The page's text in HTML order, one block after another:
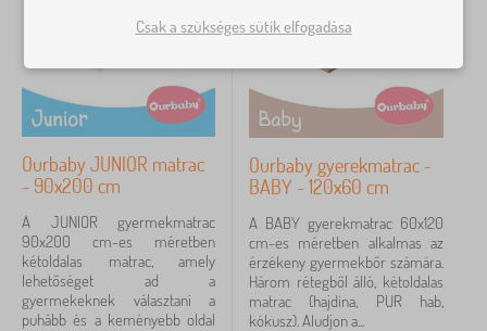
ű
>
G
e
r
k
m
a
t
r
a
e
k
b
ú
o
r
>
B
a
b
a
á
y
r
e
b
ú
o
r
>
G
y
e
›
y
e
e
k
g
y
a
k
1
Ár
Szűrés
Ourbaby JUNIOR matrac
- 90x200 cm
A JUNIOR gyermekmatrac
90x200 cm-es méretben
kétoldalas matrac, amely
lehetőséget ad a
gyermekeknek választani a
puhább és a keményebb oldal
Ourbaby gyerekmatrac -
BABY - 120x60 cm
A BABY gyerekmatrac 60x120
cm-es méretben alkalmas az
érzékeny gyermekbőr számára.
Három rétegből álló, kétoldalas
matrac (hajdina, PUR hab,
kókusz). Aludjon a...
Csak a szükséges sütik elfogadása